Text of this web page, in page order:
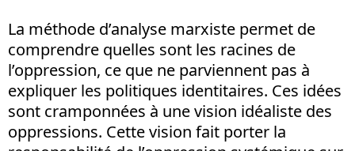
La méthode d’analyse marxiste permet de
comprendre quelles sont les racines de
l’oppression, ce que ne parviennent pas à
expliquer les politiques identitaires. Ces idées
sont cramponnées à une vision idéaliste des
oppressions. Cette vision fait porter la